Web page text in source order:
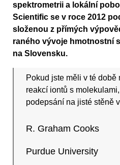
spektrometrii a lokální
Scientific se v roce 2012
složenou z přímých
raného vývoje hmotnostní
na Slovensku.
Pokud jste měli v té
reakcí iontů s
podepsání na jisté stěně
R. Graham Cooks
Purdue University